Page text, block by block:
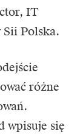
IT
Sii Polska.
różne
wpisuje się